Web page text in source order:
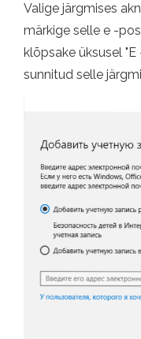
Valige järgmises
märkige selle e -
klõpsake üksusel
sunnitud selle